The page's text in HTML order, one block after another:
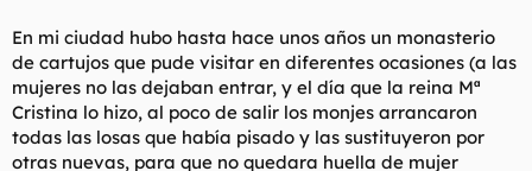
En mi ciudad hubo hasta hace unos años un monasterio
de cartujos que pude visitar en diferentes ocasiones (a las
mujeres no las dejaban entrar, y el día que la reina Mª
Cristina lo hizo, al poco de salir los monjes arrancaron
todas las losas que había pisado y las sustituyeron por
otras nuevas, para que no quedara huella de mujer